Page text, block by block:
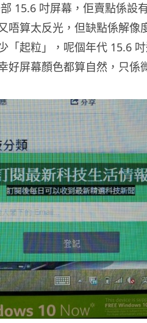
15.6 吋屏幕，佢賣點係設
唔算太反光，但缺點係解像
「起粒」，呢個年代 15.6
好屏幕顏色都算自然，只係